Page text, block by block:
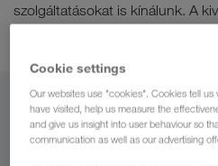
szolgáltatásokat is kínálunk. A
Honnan
Magyarország
Cookie settings
Our websites use "cookies". Cookies tell
have visited, help us measure the
and give us insight into user behaviour so
communication as well as our advertising